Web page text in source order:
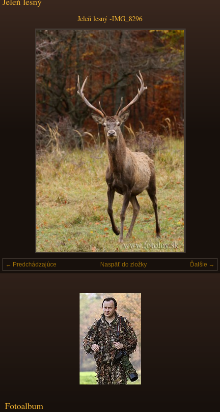
Jeleň lesný -IMG_8296
← Predchádzajúce Ďalšie →
Naspäť do zložky
Fotoalbum